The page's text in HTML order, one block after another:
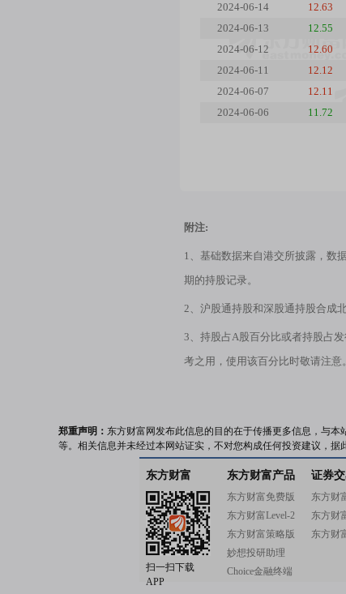
2024-06-14
12.63
2024-06-13
12.55
2024-06-12
12.60
2024-06-11
12.12
2024-06-07
12.11
2024-06-06
11.72
附注:
1、基础数据来自港交所披露，数
期的持股记录。
2、沪股通持股和深股通持股合成
3、持股占A股百分比或者持股占
考之用，使用该百分比时敬请注意。
郑重声明： 东方财富网发布此信息的目的在于传播更多信息，与
等。相关信息并未经过本网站证实，不对您构成任何投资建议，据
东方财富
扫一扫下载
APP
东方财富产品
东方财富免费版
东方财富Level-2
东方财富策略版
妙想投研助理
Choice金融终端
证券
东方财
东方财
东方财